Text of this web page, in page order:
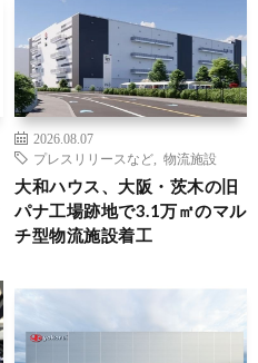
2026.08.07
プレスリリースなど
物流施設
大和ハウス、大阪・茨木の旧
パナ工場跡地で3.1万㎡のマル
チ型物流施設着工